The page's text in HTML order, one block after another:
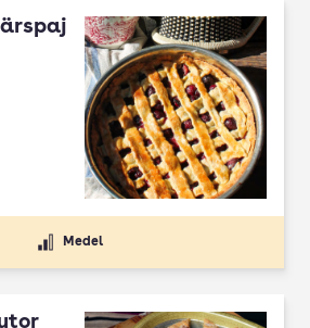
Medel